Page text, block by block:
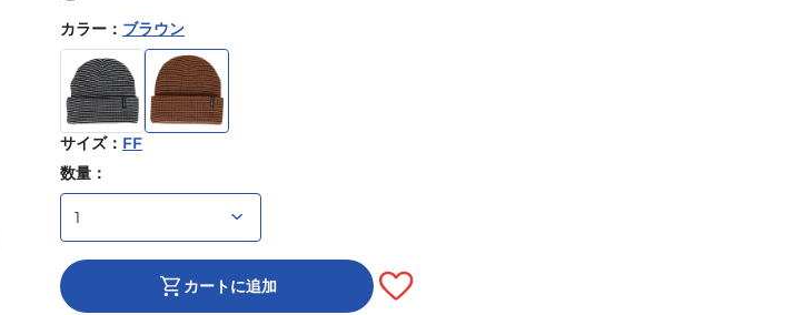
カラー ： ブラウン
サイズ： FF
数量：
カートに追加